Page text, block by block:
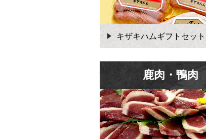
キザキハムギフトセット
鹿肉・鴨肉